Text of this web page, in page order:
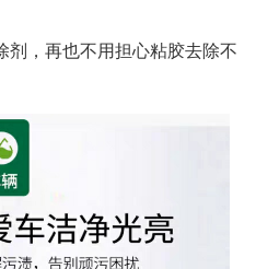
，再也不用担心粘胶去除不